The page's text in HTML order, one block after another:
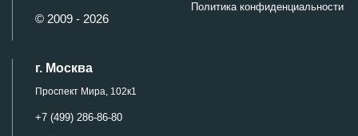
© 2009 - 2026
Политика конфиденциальности
г. Москва
Проспект Мира, 102к1
+7 (499) 286-86-80